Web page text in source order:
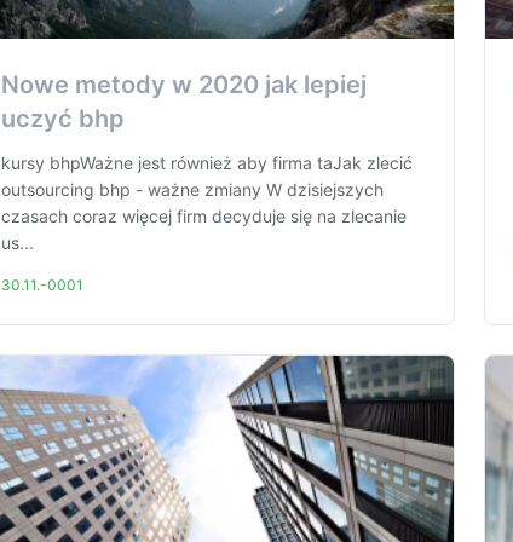
Nowe metody w 2020 jak lepiej
uczyć bhp
kursy bhpWażne jest również aby firma taJak zlecić
outsourcing bhp - ważne zmiany W dzisiejszych
czasach coraz więcej firm decyduje się na zlecanie
us...
30.11.-0001